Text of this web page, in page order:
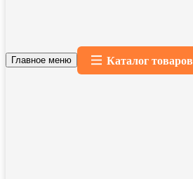
Главное меню Каталог товаров